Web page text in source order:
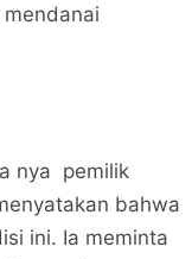
Dengan Maraknya
nya pemilik
bahwa
ini. Ia meminta
Dengan Maraknya